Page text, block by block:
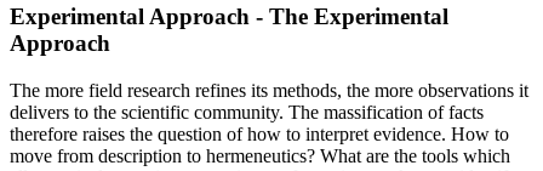
Experimental Approach - The Experimental
Approach
The more field research refines its methods, the more observations it
delivers to the scientific community. The massification of facts
therefore raises the question of how to interpret evidence. How to
move from description to hermeneutics? What are the tools which